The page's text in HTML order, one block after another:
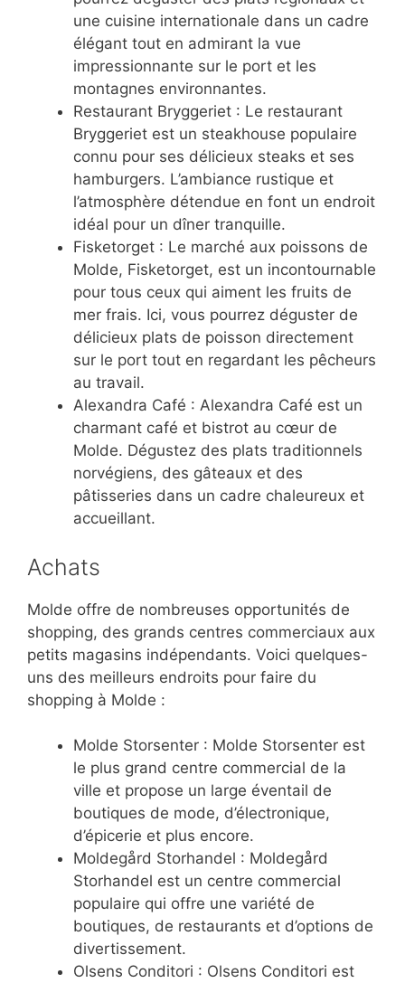
une cuisine internationale dans un cadre
élégant tout en admirant la vue
impressionnante sur le port et les
montagnes environnantes.
Restaurant Bryggeriet : Le restaurant
Bryggeriet est un steakhouse populaire
connu pour ses délicieux steaks et ses
hamburgers. L’ambiance rustique et
l’atmosphère détendue en font un endroit
idéal pour un dîner tranquille.
Fisketorget : Le marché aux poissons de
Molde, Fisketorget, est un incontournable
pour tous ceux qui aiment les fruits de
mer frais. Ici, vous pourrez déguster de
délicieux plats de poisson directement
sur le port tout en regardant les pêcheurs
au travail.
Alexandra Café : Alexandra Café est un
charmant café et bistrot au cœur de
Molde. Dégustez des plats traditionnels
norvégiens, des gâteaux et des
pâtisseries dans un cadre chaleureux et
accueillant.
Achats
Molde offre de nombreuses opportunités de
shopping, des grands centres commerciaux aux
petits magasins indépendants. Voici quelques-
uns des meilleurs endroits pour faire du
shopping à Molde :
Molde Storsenter : Molde Storsenter est
le plus grand centre commercial de la
ville et propose un large éventail de
boutiques de mode, d’électronique,
d’épicerie et plus encore.
Moldegård Storhandel : Moldegård
Storhandel est un centre commercial
populaire qui offre une variété de
boutiques, de restaurants et d’options de
divertissement.
Olsens Conditori : Olsens Conditori est